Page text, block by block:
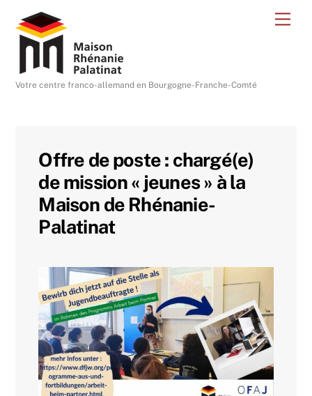
content
Votre centre franco-allemand en Bourgogne-Franche-Comté
Offre de poste : chargé(e)
de mission « jeunes » à la
Maison de Rhénanie-
Palatinat